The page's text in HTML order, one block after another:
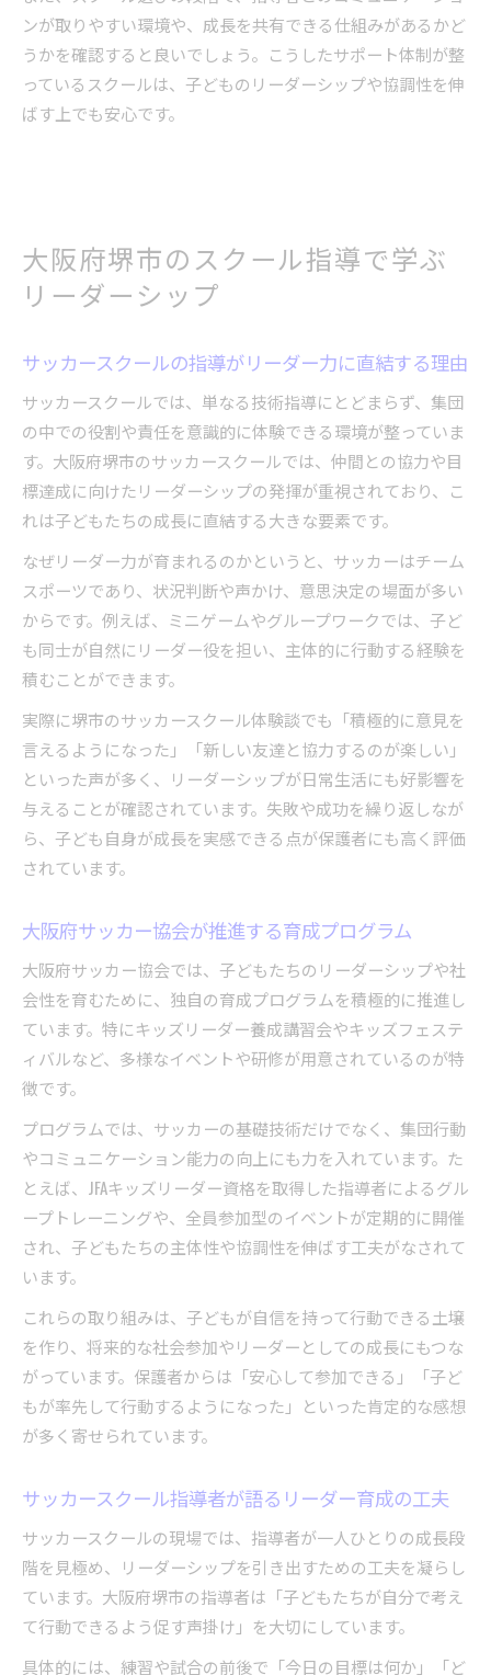
ンが取りやすい環境や、成長を共有できる仕組みがあるかど
うかを確認すると良いでしょう。こうしたサポート体制が整
っているスクールは、子どものリーダーシップや協調性を伸
ばす上でも安心です。
大阪府堺市のスクール指導で学ぶ
リーダーシップ
サッカースクールの指導がリーダー力に直結する理由
サッカースクールでは、単なる技術指導にとどまらず、集団
の中での役割や責任を意識的に体験できる環境が整っていま
す。大阪府堺市のサッカースクールでは、仲間との協力や目
標達成に向けたリーダーシップの発揮が重視されており、こ
れは子どもたちの成長に直結する大きな要素です。
なぜリーダー力が育まれるのかというと、サッカーはチーム
スポーツであり、状況判断や声かけ、意思決定の場面が多い
からです。例えば、ミニゲームやグループワークでは、子ど
も同士が自然にリーダー役を担い、主体的に行動する経験を
積むことができます。
実際に堺市のサッカースクール体験談でも「積極的に意見を
言えるようになった」「新しい友達と協力するのが楽しい」
といった声が多く、リーダーシップが日常生活にも好影響を
与えることが確認されています。失敗や成功を繰り返しなが
ら、子ども自身が成長を実感できる点が保護者にも高く評価
されています。
大阪府サッカー協会が推進する育成プログラム
大阪府サッカー協会では、子どもたちのリーダーシップや社
会性を育むために、独自の育成プログラムを積極的に推進し
ています。特にキッズリーダー養成講習会やキッズフェステ
ィバルなど、多様なイベントや研修が用意されているのが特
徴です。
プログラムでは、サッカーの基礎技術だけでなく、集団行動
やコミュニケーション能力の向上にも力を入れています。た
とえば、JFAキッズリーダー資格を取得した指導者によるグル
ープトレーニングや、全員参加型のイベントが定期的に開催
され、子どもたちの主体性や協調性を伸ばす工夫がなされて
います。
これらの取り組みは、子どもが自信を持って行動できる土壌
を作り、将来的な社会参加やリーダーとしての成長にもつな
がっています。保護者からは「安心して参加できる」「子ど
もが率先して行動するようになった」といった肯定的な感想
が多く寄せられています。
サッカースクール指導者が語るリーダー育成の工夫
サッカースクールの現場では、指導者が一人ひとりの成長段
階を見極め、リーダーシップを引き出すための工夫を凝らし
ています。大阪府堺市の指導者は「子どもたちが自分で考え
て行動できるよう促す声掛け」を大切にしています。
具体的には、練習や試合の前後で「今日の目標は何か」「ど